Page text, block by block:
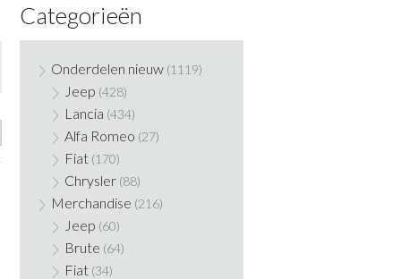
Categorieën
Onderdelen nieuw (1119)
Jeep (428)
Lancia (434)
Alfa Romeo (27)
Fiat (170)
Chrysler (88)
Merchandise (216)
Jeep (60)
Brute (64)
Fiat (34)